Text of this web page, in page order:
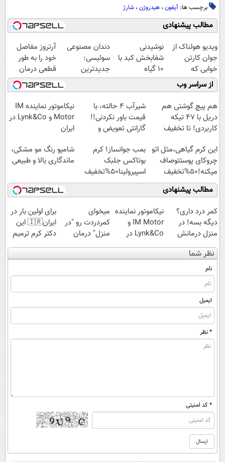
برچسب ها: آیفون ، هیدروژن ، شارژ
مطالب پیشنهادی
ویدیو هولناک از
جوان کارتن
خوابی که
میلیاردر شد.
آموزش رایگان
نوشیدنی
شفابخش کبد با
10 گیاه
موثر(تخفیف تا
امشب)
دندان مصنوعی
سوئیسی:
جدیدترین
فناوری اروپا،
سبک و مقاوم |
پرداخت قسطی
آرتروز مفاصل
خود را به طور
قطعی درمان
کنید!
◗پرسش‌نامه◖
از سراسر وب
هم پیچ گوشتی هم
دریل با 47 تیکه
کاربردی! تا تخفیف
شیر‌آب ۴ حالته، با
قیمت باور نکردنی!!
گارانتی تعویض و
نیکاموتور نماینده IM
Motor و Lynk&Co در
ایران
این کرم گیاهی،مثل اتو
چروکای پوستتوصاف
میکنه!50%تخفیف
بمب جوانساز! کرم
بوتاکس جلبک
اسپیرولینا50%تخفیف
شامپو رنگ مو مشکی،
ماندگاری بالا و طبیعی
مطالب پیشنهادی
کمر درد داری؟
دیگه بسه! در
منزل درمانش
کن
(◀پرسش‌نامه)
نیکاموتور نماینده
IM Motor و
Lynk&Co در
ایران
میخوای
کمردردت رو "در
منزل" درمان
کنی؟ (◂فیلم +
◂پرسش‌نامه)
برای اولین بار در
ایران🇮🇷 این
دکتر کرم ترمیم
کننده 23 روزه
ساخت!
نظر شما
نام
ایمیل
* نظر
* کد امنیتی